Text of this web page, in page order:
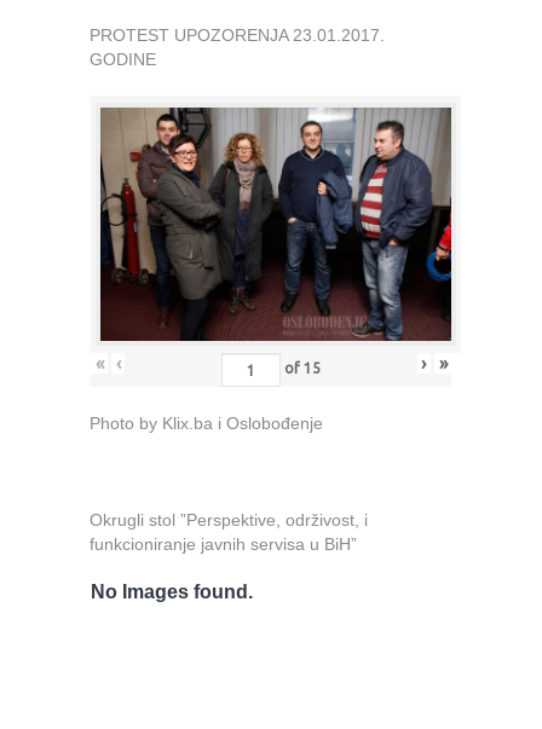
PROTEST UPOZORENJA 23.01.2017.
GODINE
« ‹ of 15 › »
Photo by Klix.ba i Oslobođenje
Okrugli stol ”Perspektive, održivost, i
funkcioniranje javnih servisa u BiH”
No Images found.